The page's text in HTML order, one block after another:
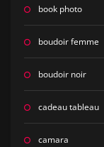
book photo
boudoir femme
boudoir noir
cadeau tableau
camara